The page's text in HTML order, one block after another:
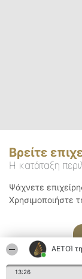
ΑΕΤΟΊ
13:26
Βρείτε
Η κατάταξη
Ψάχνετε
Χρησιμοποιήστε